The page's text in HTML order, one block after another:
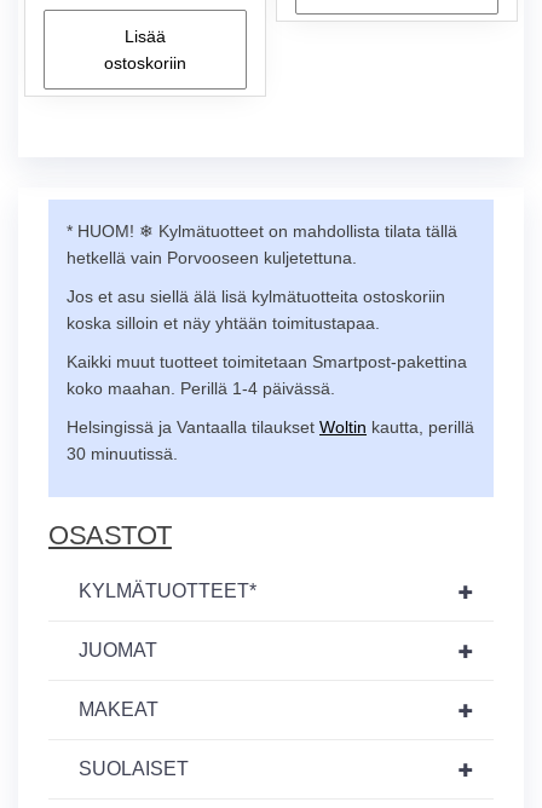
Lisää
ostoskoriin
* HUOM! ❄︎ Kylmätuotteet on mahdollista tilata tällä
hetkellä vain Porvooseen kuljetettuna.
Jos et asu siellä älä lisä kylmätuotteita ostoskoriin
koska silloin et näy yhtään toimitustapaa.
Kaikki muut tuotteet toimitetaan Smartpost-pakettina
koko maahan. Perillä 1-4 päivässä.
Helsingissä ja Vantaalla tilaukset Woltin kautta, perillä
30 minuutissä.
OSASTOT
+
KYLMÄTUOTTEET*
+
JUOMAT
+
MAKEAT
+
SUOLAISET